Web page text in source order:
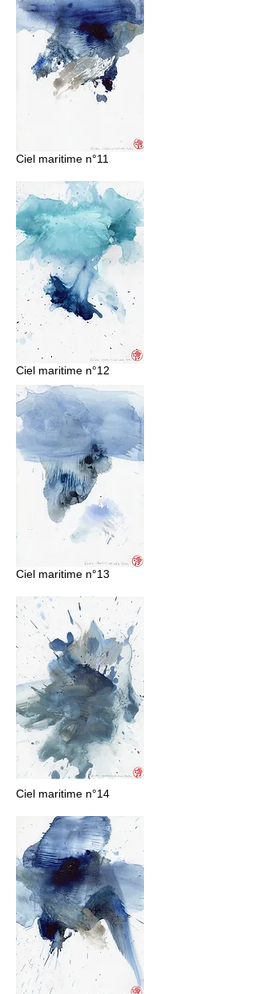
Ciel maritime n°11
Ciel maritime n°12
Ciel maritime n°13
Ciel maritime n°14